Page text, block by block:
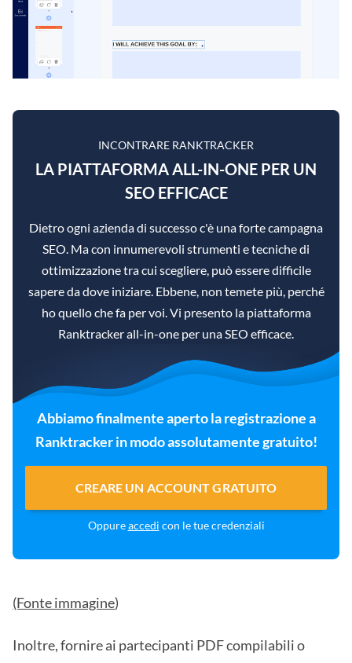
INCONTRARE RANKTRACKER
LA PIATTAFORMA ALL-IN-ONE PER UN
SEO EFFICACE
Dietro ogni azienda di successo c'è una forte campagna
SEO. Ma con innumerevoli strumenti e tecniche di
ottimizzazione tra cui scegliere, può essere difficile
sapere da dove iniziare. Ebbene, non temete più, perché
ho quello che fa per voi. Vi presento la piattaforma
Ranktracker all-in-one per una SEO efficace.
Abbiamo finalmente aperto la registrazione a
Ranktracker in modo assolutamente gratuito!
CREARE UN ACCOUNT GRATUITO
Oppureaccedi con le tue credenziali
(Fonte immagine)
Inoltre, fornire ai partecipanti PDF compilabili o